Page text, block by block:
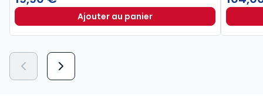
Ajouter au panierLexique des termes juridiques